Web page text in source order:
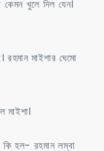
খুলে দিল যেন।
রহমান মাইশার ঘেমো
কি হল- রহমান লম্বা